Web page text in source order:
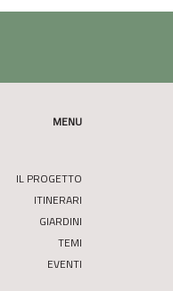
MENU
IL PROGETTO
ITINERARI
GIARDINI
TEMI
EVENTI